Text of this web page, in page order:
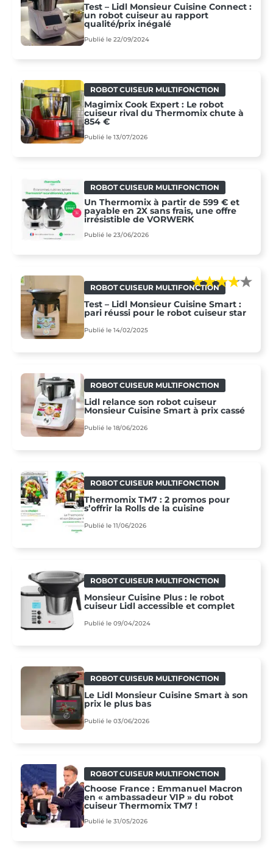
Test – Lidl Monsieur Cuisine Connect :
un robot cuiseur au rapport
qualité/prix inégalé
Publié le 22/09/2024
ROBOT CUISEUR MULTIFONCTION
Magimix Cook Expert : Le robot
cuiseur rival du Thermomix chute à
854 €
Publié le 13/07/2026
ROBOT CUISEUR MULTIFONCTION
Un Thermomix à partir de 599 € et
payable en 2X sans frais, une offre
irrésistible de VORWERK
Publié le 23/06/2026
ROBOT CUISEUR MULTIFONCTION
Test – Lidl Monsieur Cuisine Smart :
pari réussi pour le robot cuiseur star
Publié le 14/02/2025
ROBOT CUISEUR MULTIFONCTION
Lidl relance son robot cuiseur
Monsieur Cuisine Smart à prix cassé
Publié le 18/06/2026
ROBOT CUISEUR MULTIFONCTION
Thermomix TM7 : 2 promos pour
s’offrir la Rolls de la cuisine
Publié le 11/06/2026
ROBOT CUISEUR MULTIFONCTION
Monsieur Cuisine Plus : le robot
cuiseur Lidl accessible et complet
Publié le 09/04/2024
ROBOT CUISEUR MULTIFONCTION
Le Lidl Monsieur Cuisine Smart à son
prix le plus bas
Publié le 03/06/2026
ROBOT CUISEUR MULTIFONCTION
Choose France : Emmanuel Macron
en « ambassadeur VIP » du robot
cuiseur Thermomix TM7 !
Publié le 31/05/2026